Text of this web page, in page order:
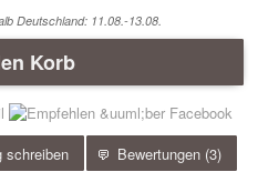
Deutschland: 11.08.-13.08.
Korb
Bewertungen (3)
schreiben